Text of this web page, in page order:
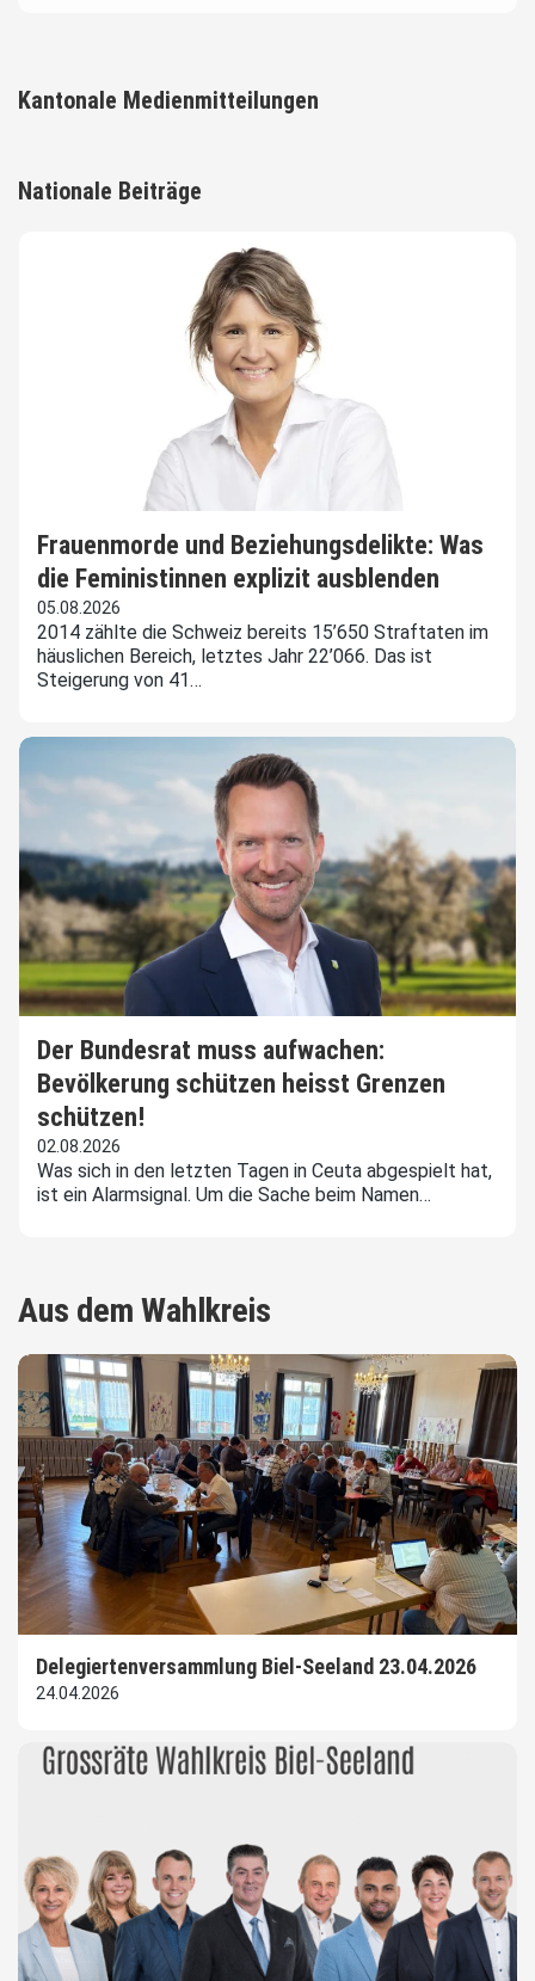
Kantonale Medienmitteilungen
Nationale Beiträge
Frauenmorde und Beziehungsdelikte: Was
die Feministinnen explizit ausblenden
05.08.2026
2014 zählte die Schweiz bereits 15’650 Straftaten im
häuslichen Bereich, letztes Jahr 22’066. Das ist
Steigerung von 41…
Der Bundesrat muss aufwachen:
Bevölkerung schützen heisst Grenzen
schützen!
02.08.2026
Was sich in den letzten Tagen in Ceuta abgespielt hat,
ist ein Alarmsignal. Um die Sache beim Namen…
Aus dem Wahlkreis
Delegiertenversammlung Biel-Seeland 23.04.2026
24.04.2026